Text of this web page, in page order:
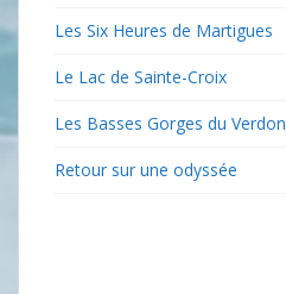
Les Six Heures de Martigues
Le Lac de Sainte-Croix
Les Basses Gorges du Verdon
Retour sur une odyssée